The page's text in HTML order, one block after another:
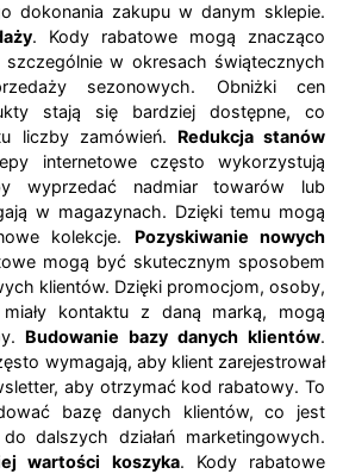
dokonania zakupu w danym sklepie.
. Kody rabatowe mogą znacząco
w okresach świątecznych
sezonowych. Obniżki cen
stają się bardziej dostępne, co
liczby zamówień. Redukcja stanów
internetowe często wykorzystują
wyprzedać nadmiar towarów lub
w magazynach. Dzięki temu mogą
kolekcje. Pozyskiwanie nowych
mogą być skutecznym sposobem
klientów. Dzięki promocjom, osoby,
kontaktu z daną marką, mogą
Budowanie bazy danych klientów.
wymagają, aby klient zarejestrował
aby otrzymać kod rabatowy. To
bazę danych klientów, co jest
dalszych działań marketingowych.
wartości koszyka. Kody rabatowe